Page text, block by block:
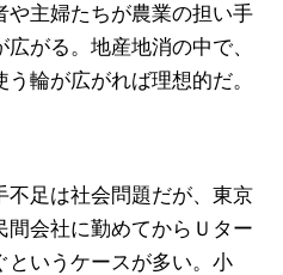
や主婦たちが農業の担い手
がる。地産地消の中で、
輪が広がれば理想的だ。
足は社会問題だが、東京
間会社に勤めてからＵター
というケースが多い。小